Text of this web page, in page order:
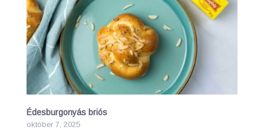
Édesburgonyás briós
október 7, 2025